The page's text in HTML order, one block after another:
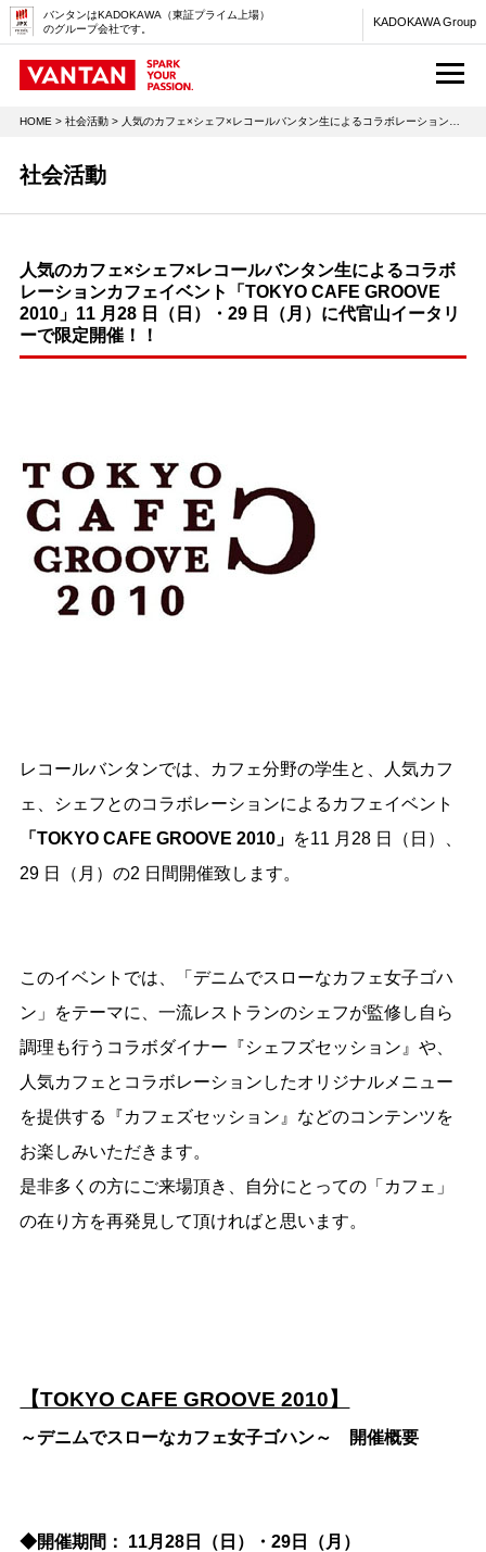
バンタンはKADOKAWA（東証プライム上場）
のグループ会社です。
KADOKAWA Group
HOME >社会活動 > 人気のカフェ×シェフ×レコールバンタン生によるコラボレーションカフェイベント「TOKYO CAFE GROOVE 2010」11 月28 日（日）・29 日（月）に代官山イータリーで限定開催！！
社会活動
人気のカフェ×シェフ×レコールバンタン生によるコラボ
レーションカフェイベント「TOKYO CAFE GROOVE
2010」11 月28 日（日）・29 日（月）に代官山イータリ
ーで限定開催！！
レコールバンタンでは、カフェ分野の学生と、人気カフ
ェ、シェフとのコラボレーションによるカフェイベント
「TOKYO CAFE GROOVE 2010」 を11 月28 日（日）、
29 日（月）の2 日間開催致します。
このイベントでは、「デニムでスローなカフェ女子ゴハ
ン」をテーマに、一流レストランのシェフが監修し自ら
調理も行うコラボダイナー『シェフズセッション』や、
人気カフェとコラボレーションしたオリジナルメニュー
を提供する『カフェズセッション』などのコンテンツを
お楽しみいただきます。
是非多くの方にご来場頂き、自分にとっての「カフェ」
の在り方を再発見して頂ければと思います。
【TOKYO CAFE GROOVE 2010】
～デニムでスローなカフェ女子ゴハン～ 開催概要
◆開催期間： 11月28日（日）・29日（月）